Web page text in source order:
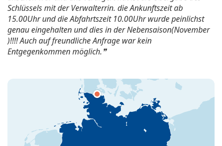
Schlüssels mit der Verwalterrin. die Ankunftszeit ab
15.00Uhr und die Abfahrtszeit 10.00Uhr wurde peinlichst
genau eingehalten und dies in der Nebensaison(November
)!!!! Auch auf freundliche Anfrage war kein
Entgegenkommen möglich.